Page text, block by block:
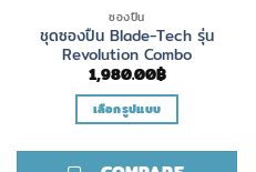
ซองปืน
ชุดซองปืน Blade-Tech รุ่น
Revolution Combo
1,980.00฿
เลือกรูปแบบ
product